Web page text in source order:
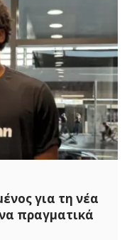
για τη νέα
πραγματικά